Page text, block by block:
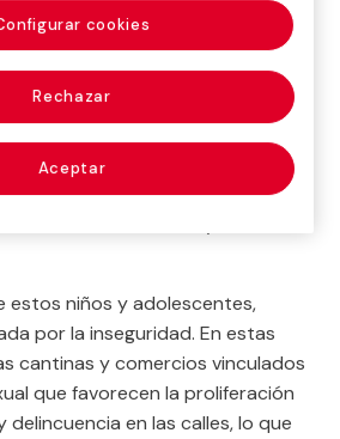
carece de una vivienda digna y del
básicos; apenas una cuarta
recibe agua a diario y más del
construidas con materiales de
niñas y adolescentes, muchos
de una sola comida diaria, lo
estos niños y adolescentes,
por la inseguridad. En estas
cantinas y comercios vinculados
que favorecen la proliferación
delincuencia en las calles, lo que
Rechazar
Aceptar
cookies